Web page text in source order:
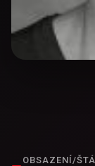
OBSAZENÍ/